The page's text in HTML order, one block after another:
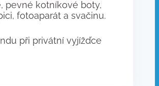
pevné kotníkové boty,
fotoaparát a svačinu.